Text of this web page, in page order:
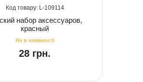
109114
набор аксессуаров,
красный
28 грн.